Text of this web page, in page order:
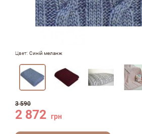
Цвет: Синій меланж
3 590
2 872 грн